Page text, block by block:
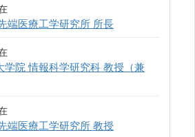
端医療工学研究所 所長
学院 情報科学研究科 教授（兼
端医療工学研究所 教授